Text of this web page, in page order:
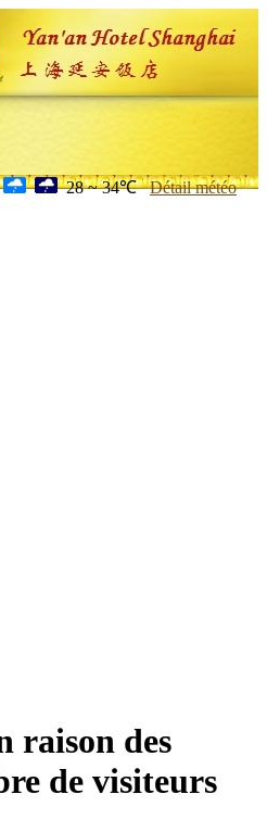
28 ~ 34℃ Détail météo
raison des
de visiteurs